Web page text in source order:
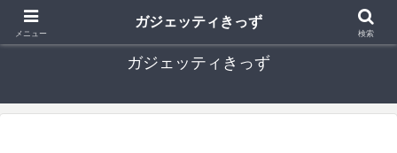
ガジェットやセキュリティーなど、子どもに関するICT情報ブログ
ガジェッティきっず
メニュー
ガジェッティきっず
検索